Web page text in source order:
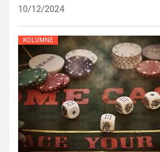
10/12/2024
KOLUMNE